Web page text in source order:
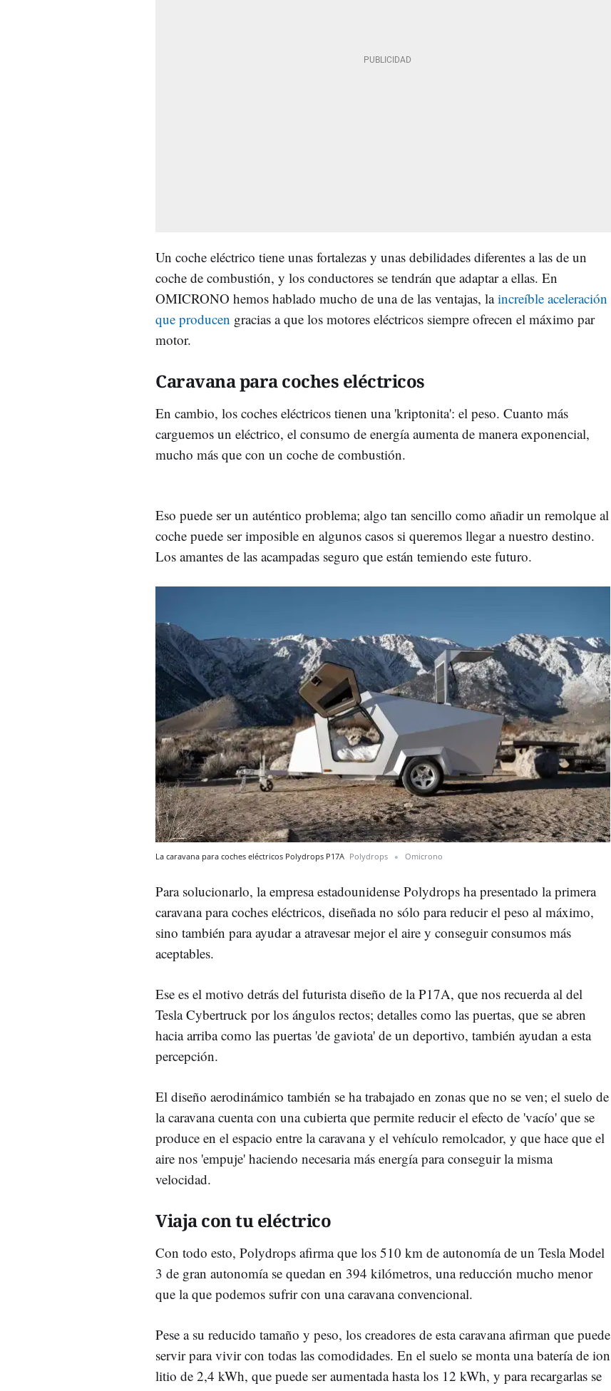
Un coche eléctrico tiene unas fortalezas y unas debilidades diferentes a las de un
coche de combustión, y los conductores se tendrán que adaptar a ellas. En
OMICRONO hemos hablado mucho de una de las ventajas, laincreíble aceleración
que producen gracias a que los motores eléctricos siempre ofrecen el máximo par
motor.
Caravana para coches eléctricos
En cambio, los coches eléctricos tienen una 'kriptonita': el peso. Cuanto más
carguemos un eléctrico, el consumo de energía aumenta de manera exponencial,
mucho más que con un coche de combustión.
Eso puede ser un auténtico problema; algo tan sencillo como añadir un remolque al
coche puede ser imposible en algunos casos si queremos llegar a nuestro destino.
Los amantes de las acampadas seguro que están temiendo este futuro.
La caravana para coches eléctricos Polydrops P17A Polydrops Omicrono
Para solucionarlo, la empresa estadounidense Polydrops ha presentado la primera
caravana para coches eléctricos, diseñada no sólo para reducir el peso al máximo,
sino también para ayudar a atravesar mejor el aire y conseguir consumos más
aceptables.
Ese es el motivo detrás del futurista diseño de la P17A, que nos recuerda al del
Tesla Cybertruck por los ángulos rectos; detalles como las puertas, que se abren
hacia arriba como las puertas 'de gaviota' de un deportivo, también ayudan a esta
percepción.
El diseño aerodinámico también se ha trabajado en zonas que no se ven; el suelo de
la caravana cuenta con una cubierta que permite reducir el efecto de 'vacío' que se
produce en el espacio entre la caravana y el vehículo remolcador, y que hace que el
aire nos 'empuje' haciendo necesaria más energía para conseguir la misma
velocidad.
Viaja con tu eléctrico
Con todo esto, Polydrops afirma que los 510 km de autonomía de un Tesla Model
3 de gran autonomía se quedan en 394 kilómetros, una reducción mucho menor
que la que podemos sufrir con una caravana convencional.
Pese a su reducido tamaño y peso, los creadores de esta caravana afirman que puede
servir para vivir con todas las comodidades. En el suelo se monta una batería de ion
litio de 2,4 kWh, que puede ser aumentada hasta los 12 kWh, y para recargarlas se